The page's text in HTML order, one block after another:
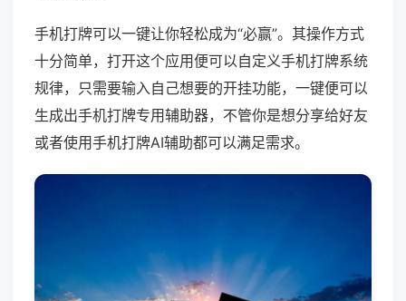
手机打牌可以一键让你轻松成为“必赢”。其操作方式
十分简单，打开这个应用便可以自定义手机打牌系统
规律，只需要输入自己想要的开挂功能，一键便可以
生成出手机打牌专用辅助器，不管你是想分享给好友
或者使用手机打牌AI辅助都可以满足需求。